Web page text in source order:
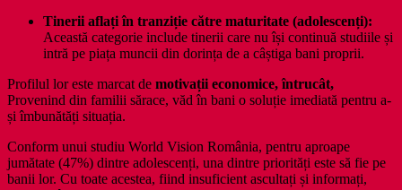
Tinerii aflați în tranziție către maturitate (adolescenți):
Această categorie include tinerii care nu își continuă studiile și
intră pe piața muncii din dorința de a câștiga bani proprii.
Profilul lor este marcat de motivații economice, întrucât,
Provenind din familii sărace, văd în bani o soluție imediată pentru a-
și îmbunătăți situația.
Conform unui studiu World Vision România, pentru aproape
jumătate (47%) dintre adolescenți, una dintre priorități este să fie pe
banii lor. Cu toate acestea, fiind insuficient ascultați și informați,